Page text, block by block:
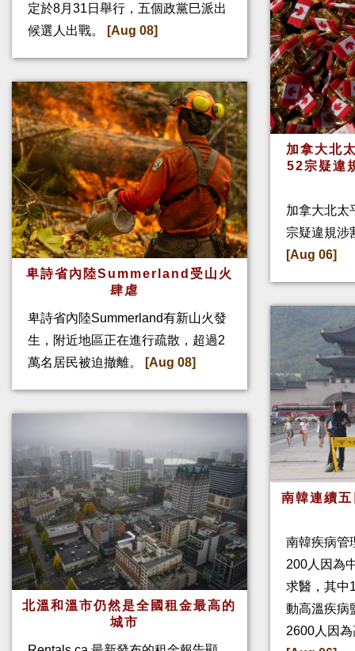
定於8月31日舉行，五個政黨巳派出
候選人出戰。
[Aug 08]
卑詩省內陸Summerland受山火
肆虐
卑詩省內陸Summerland有新山火發
生，附近地區正在進行疏散，超過2
萬名居民被迫撤離。
[Aug 08]
北溫和溫市仍然是全國租金最高的
城市
加拿大北
52宗疑違
加拿大北太
宗疑違規涉
[Aug 06]
南韓連續
南韓疾病管
200人因為
求醫，其中
動高溫疾病
2600人因